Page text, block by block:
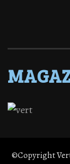
©Copyright